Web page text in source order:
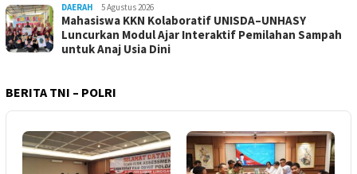
DAERAH 5 Agustus 2026
Mahasiswa KKN Kolaboratif UNISDA–UNHASY
Luncurkan Modul Ajar Interaktif Pemilahan Sampah
untuk Anaj Usia Dini
BERITA TNI – POLRI